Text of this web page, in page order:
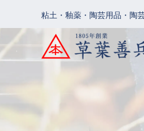
粘土・釉薬・陶芸用品・陶